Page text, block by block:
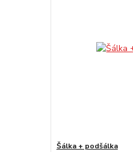
Šálka + podšálka